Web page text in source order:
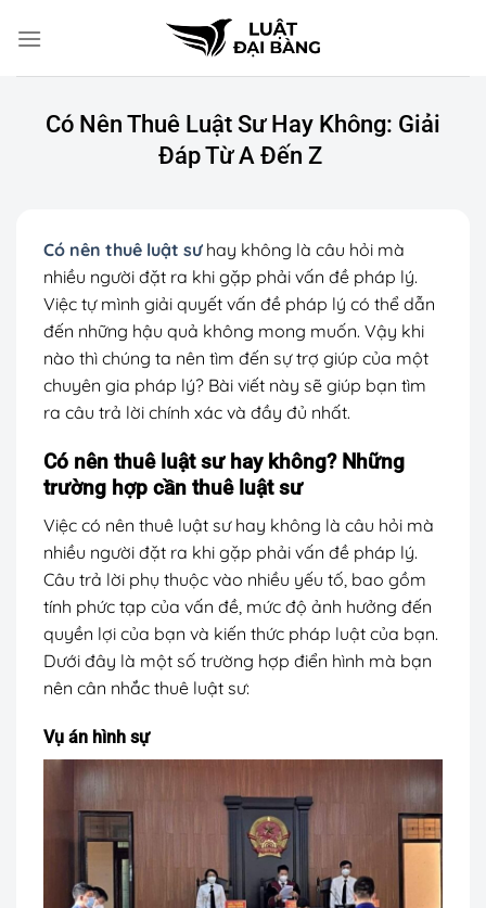
đến
Có Nên Thuê Luật Sư Hay Không: Giải
Đáp Từ A Đến Z
Có nên thuê luật sưhay không là câu hỏi mà
nhiều người đặt ra khi gặp phải vấn đề pháp lý.
Việc tự mình giải quyết vấn đề pháp lý có thể dẫn
đến những hậu quả không mong muốn. Vậy khi
nào thì chúng ta nên tìm đến sự trợ giúp của một
chuyên gia pháp lý? Bài viết này sẽ giúp bạn tìm
ra câu trả lời chính xác và đầy đủ nhất.
Có nên thuê luật sư hay không? Những
trường hợp cần thuê luật sư
Việc có nên thuê luật sư hay không là câu hỏi mà
nhiều người đặt ra khi gặp phải vấn đề pháp lý.
Câu trả lời phụ thuộc vào nhiều yếu tố, bao gồm
tính phức tạp của vấn đề, mức độ ảnh hưởng đến
quyền lợi của bạn và kiến thức pháp luật của bạn.
Dưới đây là một số trường hợp điển hình mà bạn
nên cân nhắc thuê luật sư:
Vụ án hình sự